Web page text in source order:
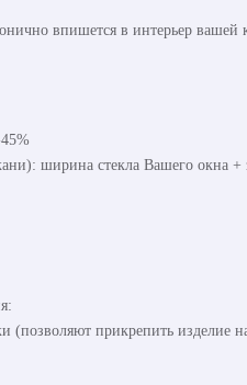
впишется в интерьер вашей
ширина стекла Вашего окна +
(позволяют прикрепить изделие